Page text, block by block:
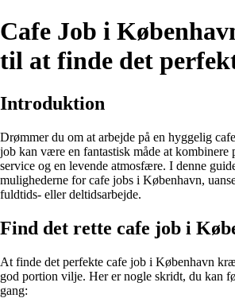
Cafe Job i
til at finde det
Introduktion
Drømmer du om at arbejde på en hyggelig
job kan være en fantastisk måde at kombinere
service og en levende atmosfære. I denne
mulighederne for cafe jobs i København,
fuldtids- eller deltidsarbejde.
Find det rette cafe job i
At finde det perfekte cafe job i København
god portion vilje. Her er nogle skridt, du kan
gang: